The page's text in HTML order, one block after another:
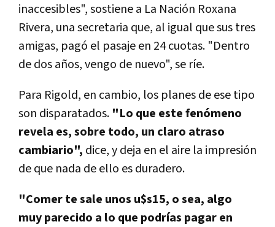
inaccesibles", sostiene a La Nación Roxana
Rivera, una secretaria que, al igual que sus tres
amigas, pagó el pasaje en 24 cuotas. "Dentro
de dos años, vengo de nuevo", se ríe.
Para Rigold, en cambio, los planes de ese tipo
son disparatados. "Lo que este fenómeno
revela es, sobre todo, un claro atraso
cambiario", dice, y deja en el aire la impresión
de que nada de ello es duradero.
"Comer te sale unos u$s15, o sea, algo
muy parecido a lo que podrías pagar en